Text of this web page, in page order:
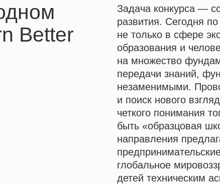
Better
Задача конкурса —
развития. Сегодня
не только в сфере
образования и
на множество
передачи знаний,
незаменимыми.
и поиск нового
четкого понимания
быть «образцовая
направления
глобальное
детей техническим